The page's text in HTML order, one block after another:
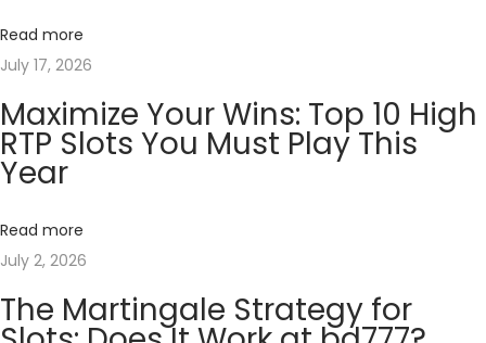
w
e
I
K
a
y
n
W
Read more
July 17, 2026
Maximize Your Wins: Top 10 High
RTP Slots You Must Play This
Year
Read more
July 2, 2026
The Martingale Strategy for